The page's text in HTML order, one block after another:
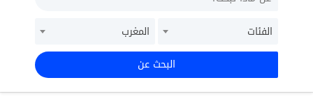
الفئات
المغرب
البحث عن